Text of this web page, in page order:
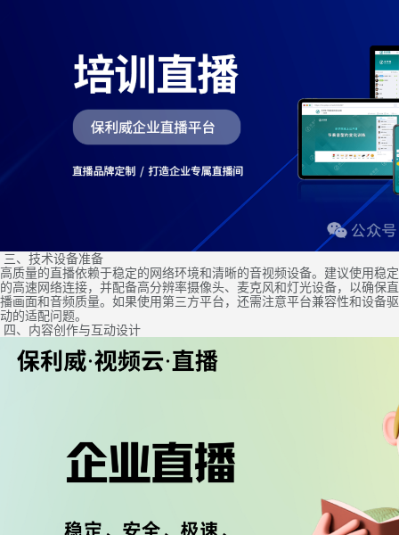
三、技术设备准备
高质量的直播依赖于稳定的网络环境和清晰的音视频设备。建议使用稳定
的高速网络连接，并配备高分辨率摄像头、麦克风和灯光设备，以确保直
播画面和音频质量。如果使用第三方平台，还需注意平台兼容性和设备驱
动的适配问题。
四、内容创作与互动设计